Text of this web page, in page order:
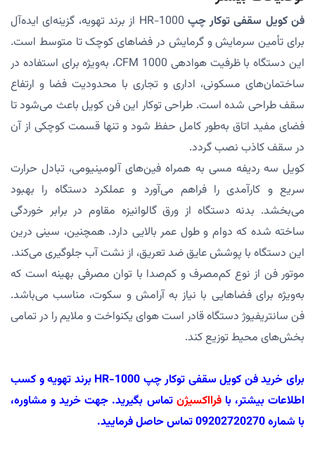
فن کویل سقفی توکار چپ
HR-1000 از برند تهویه، گزینه‌ای ایده‌آل
برای تأمین سرمایش و گرمایش در فضاهای کوچک تا متوسط است.
این دستگاه با ظرفیت هوادهی 1000 CFM، به‌ویژه برای استفاده در
ساختمان‌های مسکونی، اداری و تجاری با محدودیت فضا و ارتفاع
سقف طراحی شده است. طراحی توکار این فن کویل باعث می‌شود تا
فضای مفید اتاق به‌طور کامل حفظ شود و تنها قسمت کوچکی از آن
در سقف کاذب نصب گردد.
کویل سه ردیفه مسی به همراه فین‌های آلومینیومی، تبادل حرارت
سریع و کارآمدی را فراهم می‌آورد و عملکرد دستگاه را بهبود
می‌بخشد. بدنه دستگاه از ورق گالوانیزه مقاوم در برابر خوردگی
ساخته شده که دوام و طول عمر بالایی دارد. همچنین، سینی درین
این دستگاه با پوشش عایق ضد تعریق، از نشت آب جلوگیری می‌کند.
موتور فن از نوع کم‌مصرف و کم‌صدا با توان مصرفی بهینه است که
به‌ویژه برای فضاهایی با نیاز به آرامش و سکوت، مناسب می‌باشد.
فن سانتریفیوژ دستگاه قادر است هوای یکنواخت و ملایم را در تمامی
بخش‌های محیط توزیع کند.
برای خرید فن کویل سقفی توکار چپ HR-1000 برند تهویه و کسب
اطلاعات بیشتر، بافرااکسیژنتماس بگیرید. جهت خرید و مشاوره،
با شماره 09202720270 تماس حاصل فرمایید.